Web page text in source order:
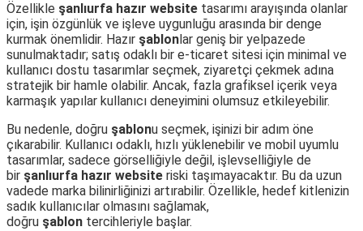
Özellikle şanlıurfa hazır website tasarımı arayışında olanlar
için, işin özgünlük ve işleve uygunluğu arasında bir denge
kurmak önemlidir. Hazır şablon lar geniş bir yelpazede
sunulmaktadır; satış odaklı bir e-ticaret sitesi için minimal ve
kullanıcı dostu tasarımlar seçmek, ziyaretçi çekmek adına
stratejik bir hamle olabilir. Ancak, fazla grafiksel içerik veya
karmaşık yapılar kullanıcı deneyimini olumsuz etkileyebilir.
Bu nedenle, doğru şablonu seçmek, işinizi bir adım öne
çıkarabilir. Kullanıcı odaklı, hızlı yüklenebilir ve mobil uyumlu
tasarımlar, sadece görselliğiyle değil, işlevselliğiyle de
bir şanlıurfa hazır website riski taşımayacaktır. Bu da uzun
vadede marka bilinirliğinizi artırabilir. Özellikle, hedef kitlenizin
sadık kullanıcılar olmasını sağlamak,
doğru şablon tercihleriyle başlar.